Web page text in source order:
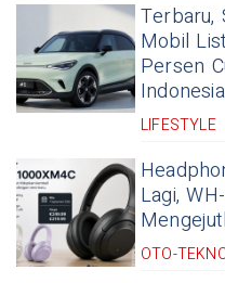
Terbaru,
Mobil
Persen
LIFESTYLE
Lagi,
OTO-